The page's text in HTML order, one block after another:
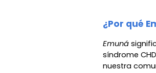
¿Por qué
Emuná
síndrome
nuestra